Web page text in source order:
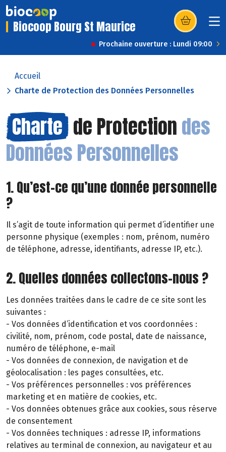
Biocoop Bourg St Maurice (s’ouvre dans
Prochaine ouverture : Lundi 09:00
Accueil
Charte de Protection des Données Personnelles
Charte de Protectiondes
Données Personnelles
1. Qu’est-ce qu’une donnée personnelle
?
Il s’agit de toute information qui permet d’identifier une
personne physique (exemples : nom, prénom, numéro
de téléphone, adresse, identifiants, adresse IP, etc.).
2. Quelles données collectons-nous ?
Les données traitées dans le cadre de ce site sont les
suivantes :
- Vos données d’identification et vos coordonnées :
civilité, nom, prénom, code postal, date de naissance,
numéro de téléphone, e-mail
- Vos données de connexion, de navigation et de
géolocalisation : les pages consultées, etc.
- Vos préférences personnelles : vos préférences
marketing et en matière de cookies, etc.
- Vos données obtenues grâce aux cookies, sous réserve
de consentement
- Vos données techniques : adresse IP, informations
relatives au terminal de connexion, au navigateur et au